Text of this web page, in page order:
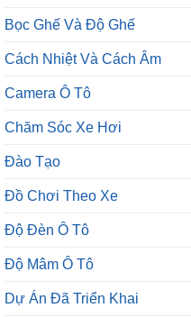
Bọc Ghế Và Độ Ghế
Cách Nhiệt Và Cách Âm
Camera Ô Tô
Chăm Sóc Xe Hơi
Đào Tạo
Đồ Chơi Theo Xe
Độ Đèn Ô Tô
Độ Mâm Ô Tô
Dự Án Đã Triển Khai